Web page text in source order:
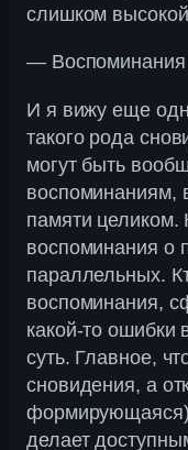
слишком
— Воспоминания
И я вижу еще
такого рода
могут быть
памяти целиком.
воспоминания о
параллельных.
воспоминания,
какой-то ошибки
суть. Главное,
сновидения, а
формирующаяся)
делает